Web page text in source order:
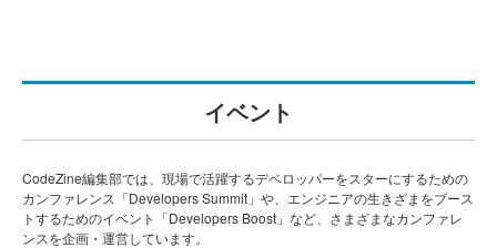
イベント
CodeZine編集部では、現場で活躍するデベロッパーをスターにするための
カンファレンス「Developers Summit」や、エンジニアの生きざまをブース
トするためのイベント「Developers Boost」など、さまざまなカンファレ
ンスを企画・運営しています。